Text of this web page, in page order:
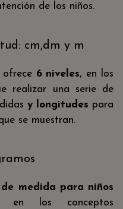
de los niños.
cm,dm y m
ofrece6 niveles, en los
realizar una serie de
y longitudes para
se muestran.
medida para niños
en los conceptos